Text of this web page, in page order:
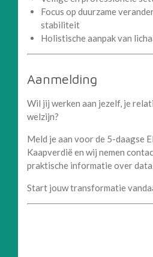
Focus op duurzame
stabiliteit
Holistische aanpak van
Aanmelding
Wil jij werken aan jezelf, je
welzijn?
Meld je aan voor de 5-daagse
Kaapverdië en wij nemen
praktische informatie over
Start jouw transformatie